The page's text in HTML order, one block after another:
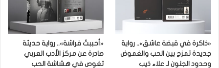
«ذاكرة في قبضة عاشق».. رواية
جديدة تمزج بين الحب والغموض
وحدود الجنون لـ علاء ذيب
«أحببتُ فراشة».. رواية حديثة
صادرة عن مركز الأدب العربي
تغوص في هشاشة الحب